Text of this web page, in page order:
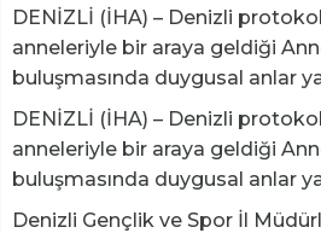
DENİZLİ (İHA) – Denizli
anneleriyle bir araya geldiği
buluşmasında duygusal anlar
DENİZLİ (İHA) – Denizli
anneleriyle bir araya geldiği
buluşmasında duygusal anlar
Denizli Gençlik ve Spor İl